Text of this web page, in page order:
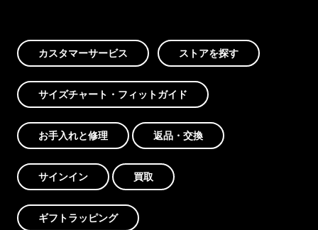
カスタマーサービス ストアを探す
サイズチャート・フィットガイド
お手入れと修理 返品・交換
サインイン 買取
ギフトラッピング